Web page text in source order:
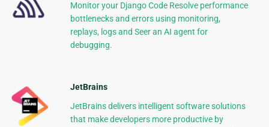
Monitor your Django Code Resolve performance
bottlenecks and errors using monitoring,
replays, logs and Seer an AI agent for
debugging.
JetBrains
JetBrains delivers intelligent software solutions
that make developers more productive by